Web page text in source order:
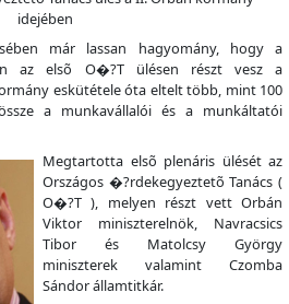
idejében
már lassan hagyomány, hogy a
az elsõ O�?T ülésen részt vesz a
eskütétele óta eltelt több, mint 100
a munkavállalói és a munkáltatói
Megtartotta elsõ plenáris ülését az
Országos �?rdekegyeztetõ Tanács (
O�?T ), melyen részt vett Orbán
Viktor miniszterelnök, Navracsics
Tibor és Matolcsy György
miniszterek valamint Czomba
Sándor államtitkár.